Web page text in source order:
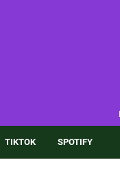
TIKTOK SPOTIFY